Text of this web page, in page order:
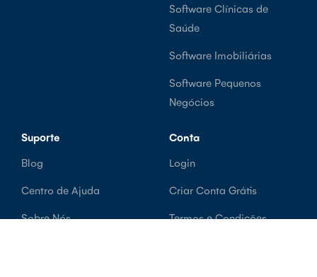
Software Clínicas de
Saúde
Software Imobiliárias
Software Pequenos
Negócios
Suporte
Blog
Centro de Ajuda
Sobre Nós
Conta
Login
Criar Conta Grátis
Termos e Condições